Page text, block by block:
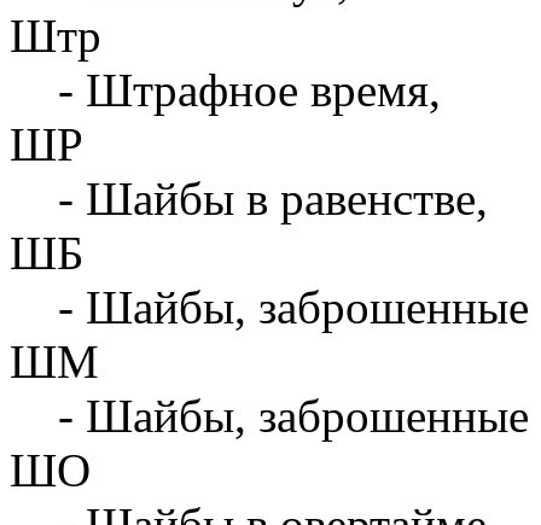
Штр
- Штрафное время,
ШР
- Шайбы в равенстве,
ШБ
- Шайбы, заброшенные
ШМ
- Шайбы, заброшенные
ШО